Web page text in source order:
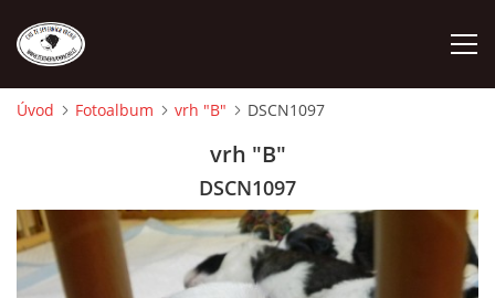
STANDARD
Úvod Fotoalbum vrh "B" DSCN1097
vrh "B"
DSCN1097